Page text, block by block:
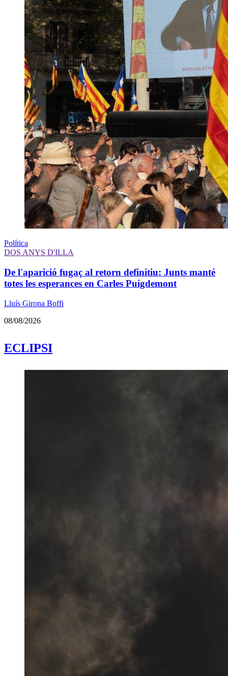
Política
DOS ANYS D'ILLA
De l'aparició fugaç al retorn definitiu: Junts manté
totes les esperances en Carles Puigdemont
Lluís Girona Boffi
08/08/2026
ECLIPSI